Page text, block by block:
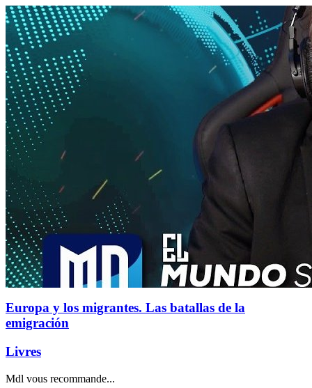
Europa y los migrantes. Las batallas de la
emigración
Livres
Mdl vous recommande...